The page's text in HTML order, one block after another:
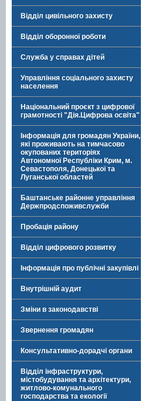
Відділ цивільного захисту
Відділ оборонної роботи
Служба у справах дітей
Управління соціального захисту
населення
Національний проєкт з цифрової
грамотності "Дія.Цифрова освіта"
Інформація для громадян України,
які проживають на тимчасово
окупованих територіях
Автономної Республіки Крим, м.
Севастополя, Донецької та
Луганської областей
Баштанське районне управління
Держпродспоживслужби
Пробація району
Відділ цифрового розвитку
Інформація про публічні закупівлі
Внутрішній аудит
Зміни в законодавстві
Звернення громадян
Консультативно-дорадчі органи
Відділ інфраструктури,
містобудування та архітектури,
житлово-комунального
господарства та екології